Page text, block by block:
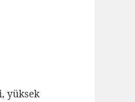
yüksek